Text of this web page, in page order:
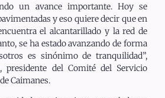
un avance importante. Hoy se
y eso quiere decir que en
el alcantarillado y la red de
se ha estado avanzando de forma
es sinónimo de tranquilidad”,
presidente del Comité del Servicio
Caimanes.